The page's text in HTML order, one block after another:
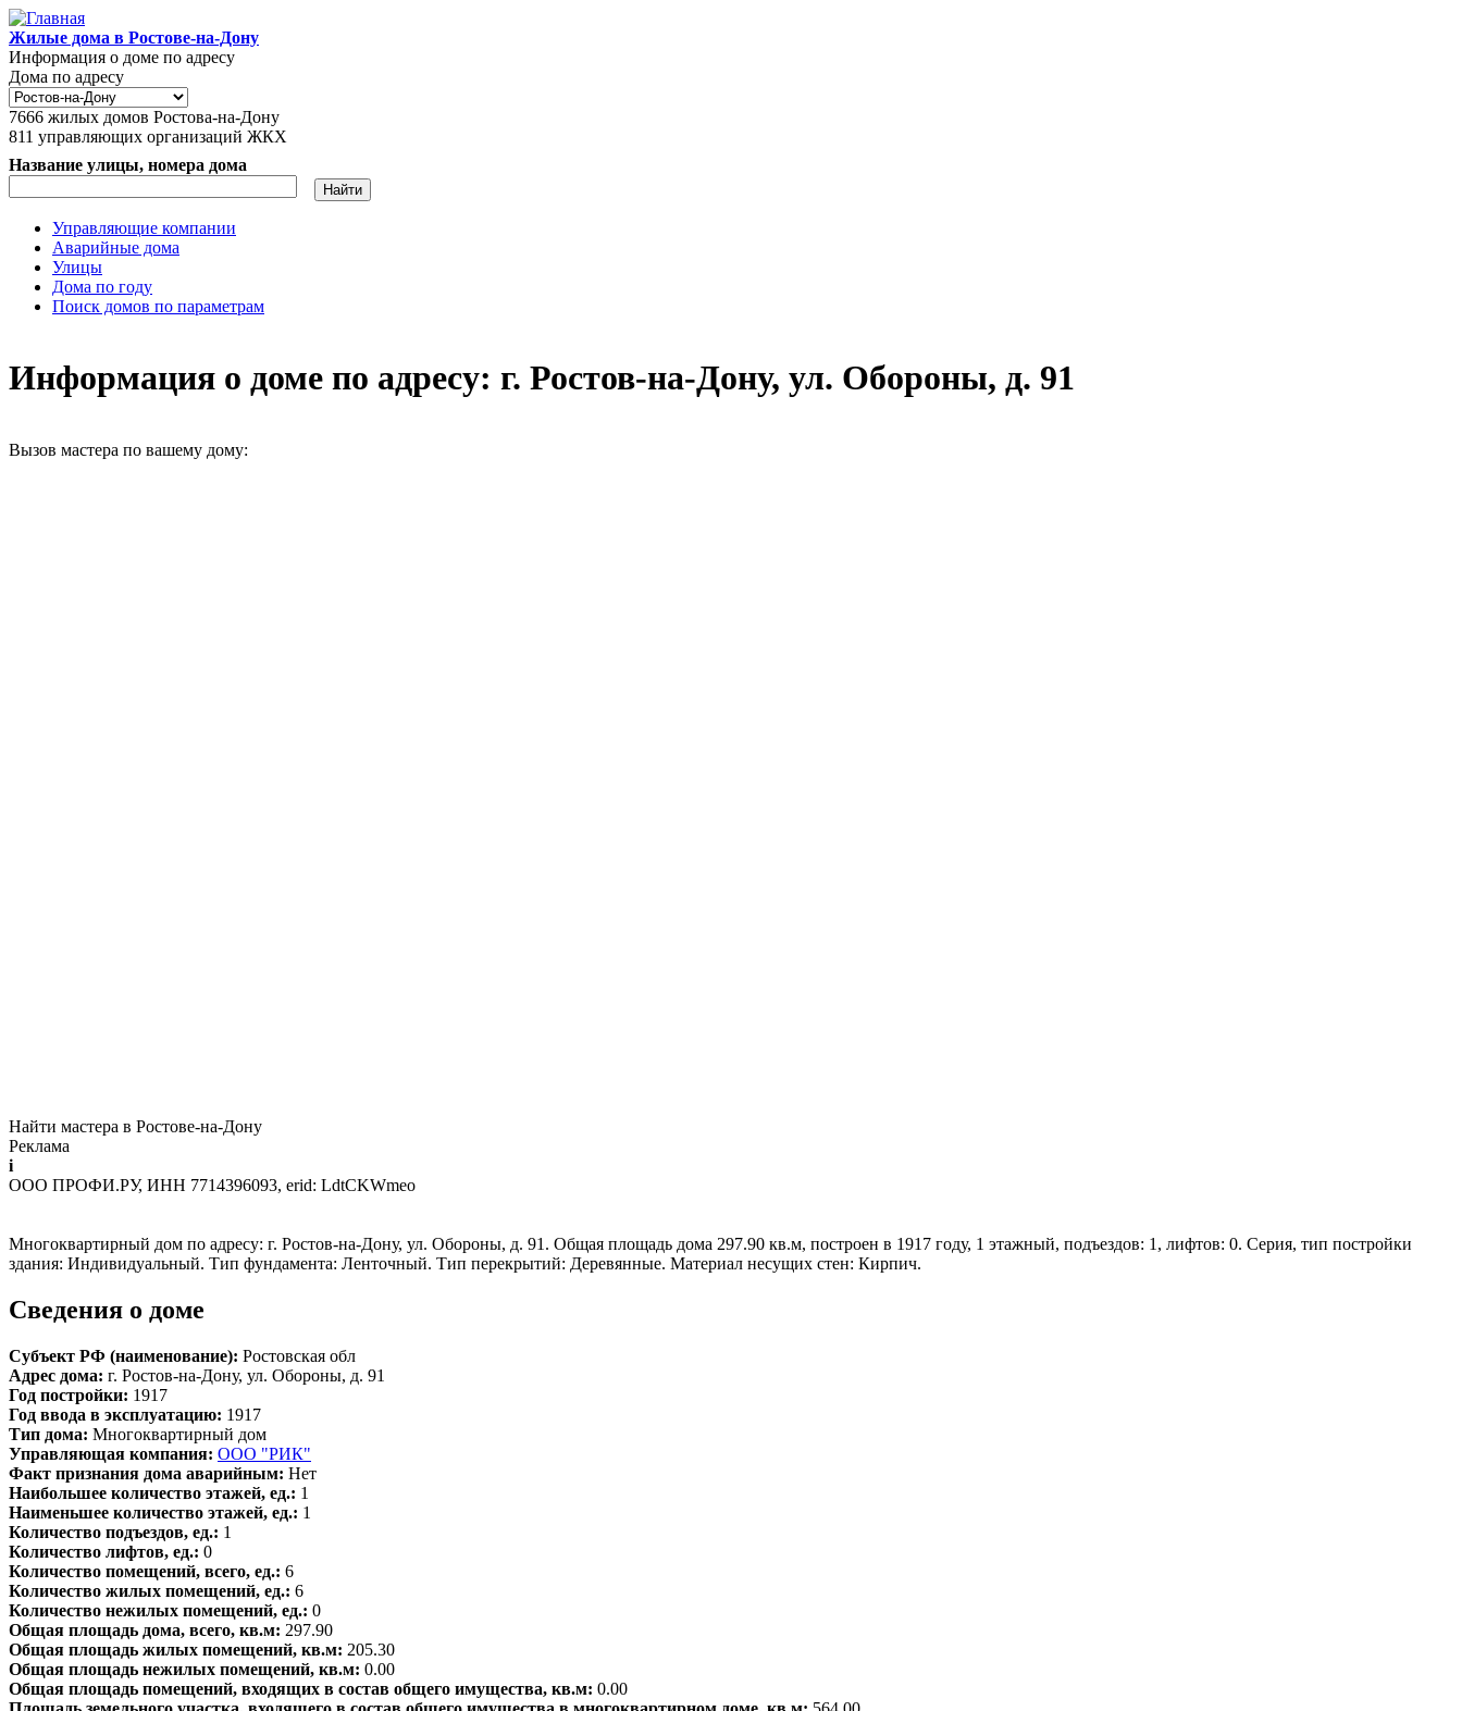
Перейти к основному содержанию
Жилые дома в Ростове-на-Дону
Информация о доме по адресу
Дома по адресу
7666 жилых домов Ростова-на-Дону
811 управляющих организаций ЖКХ
Название улицы, номера дома
Главное меню
Управляющие компании
Аварийные дома
Улицы
Дома по году
Поиск домов по параметрам
Информация о доме по адресу: г. Ростов-на-Дону, ул. Обороны, д. 91
Вызов мастера по вашему дому:
Найти мастера в Ростове-на-Дону
Реклама
i
ООО ПРОФИ.РУ, ИНН 7714396093, erid: LdtCKWmeo
Многоквартирный дом по адресу: г. Ростов-на-Дону, ул. Обороны, д. 91. Общая площадь дома 297.90 кв.м, построен в 1917 году, 1 этажный, подъездов: 1, лифтов: 0. Серия, тип постройки
здания: Индивидуальный. Тип фундамента: Ленточный. Тип перекрытий: Деревянные. Материал несущих стен: Кирпич.
Сведения о доме
Субъект РФ (наименование): Ростовская обл
Адрес дома: г. Ростов-на-Дону, ул. Обороны, д. 91
Год постройки: 1917
Год ввода в эксплуатацию: 1917
Тип дома: Многоквартирный дом
Управляющая компания: ООО "РИК"
Факт признания дома аварийным: Нет
Наибольшее количество этажей, ед.: 1
Наименьшее количество этажей, ед.: 1
Количество подъездов, ед.: 1
Количество лифтов, ед.: 0
Количество помещений, всего, ед.: 6
Количество жилых помещений, ед.: 6
Количество нежилых помещений, ед.: 0
Общая площадь дома, всего, кв.м: 297.90
Общая площадь жилых помещений, кв.м: 205.30
Общая площадь нежилых помещений, кв.м: 0.00
Общая площадь помещений, входящих в состав общего имущества, кв.м: 0.00